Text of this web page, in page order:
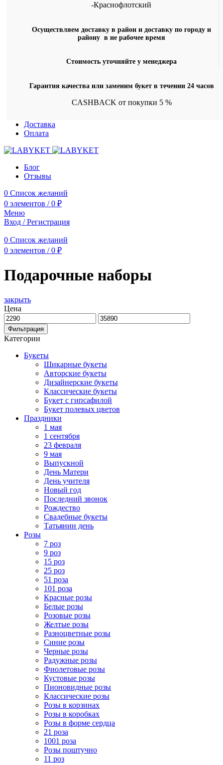
-Краснофлотский
Осуществляем доставку в район и доставку по городу и
району в не рабочее время
Стоимость уточняйте у менеджера
Гарантия качества или заменим букет в течении 24 часов
CASHBACK от покупки 5 %
Доставка
Оплата
Блог
Отзывы
0 Список желаний
0 элементов / 0 ₽
Меню
Вход / Регистрация
0 Список желаний
0 элементов / 0 ₽
Подарочные наборы
закрыть
Цена
Минимальная
цена
Максимальная
цена
Фильтрация
Категории
Букеты
Шикарные букеты
Авторские букеты
Дизайнерские букеты
Классические букеты
Букет с гипсафилой
Букет полевых цветов
Праздники
1 мая
1 сентября
23 февраля
9 мая
Выпускной
День Матери
День учителя
Новый год
Последний звонок
Рождество
Свадебные букеты
Татьянин день
Розы
7 роз
9 роз
15 роз
25 роз
51 роза
101 роза
Красные розы
Белые розы
Розовые розы
Желтые розы
Разноцветные розы
Синие розы
Черные розы
Радужные розы
Фиолетовые розы
Кустовые розы
Пионовидные розы
Классические розы
Розы в корзинах
Розы в коробках
Розы в форме сердца
21 роза
1001 роза
Розы поштучно
11 роз